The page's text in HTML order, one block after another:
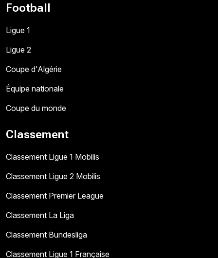
Football
Ligue 1
Ligue 2
Coupe d'Algérie
Équipe nationale
Coupe du monde
Classement
Classement Ligue 1 Mobilis
Classement Ligue 2 Mobilis
Classement Premier League
Classement La Liga
Classement Bundesliga
Classement Ligue 1 Française